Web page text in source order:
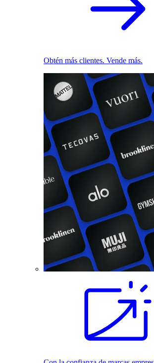
Obtén más clientes. Vende más.